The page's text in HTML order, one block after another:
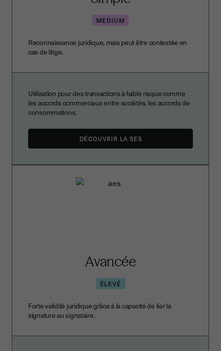
MEDIUM
Reconnaissance juridique, mais peut être contestée en
cas de litige.
Utilisation pour des transactions à faible risque comme
les accords commerciaux entre sociétés, les accords de
consommations.
DÉCOUVRIR LA SES
Avancée
ÉLEVÉ
Forte validité juridique grâce à la capacité de lier la
signature au signataire.